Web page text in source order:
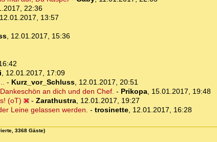
22:36
12.01.2017, 13:57
, 12.01.2017, 15:36
, 12.01.2017, 17:09
- Kurz_vor_Schluss, 12.01.2017, 20:51
an dich und den Chef. - Prikopa, 15.01.2017, 19:48
(oT)
- Zarathustra, 12.01.2017, 19:27
Leine gelassen werden. - trosinette, 12.01.2017, 16:28
3368 Gäste)